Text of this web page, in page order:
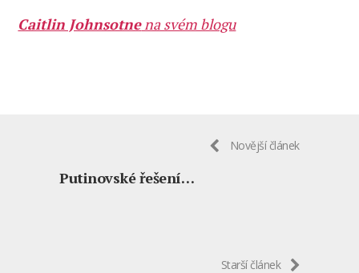
Caitlin Johnsotnena svém blogu
Novější článek
Putinovské řešení…
Starší článek